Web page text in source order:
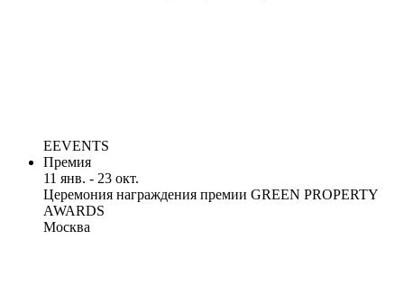
EEVENTS
Премия
11 янв. - 23 окт.
Церемония награждения премии GREEN PROPERTY
AWARDS
Москва